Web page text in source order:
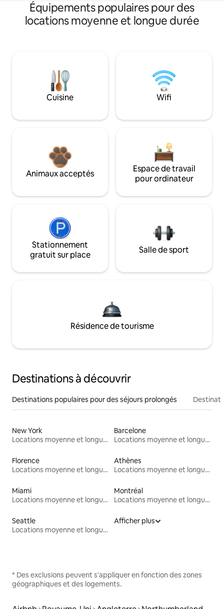
Équipements populaires pour des
locations moyenne et longue durée
Cuisine Wifi
Animaux acceptés
Espace de travail
pour ordinateur
Stationnement
gratuit sur place
Salle de sport
Résidence de tourisme
Destinations à découvrir
Destinations populaires pour des séjours prolongés
New York
Locations moyenne et longue durée
Barcelone
Locations moyenne et longue durée
Florence
Locations moyenne et longue durée
Athènes
Locations moyenne et longue durée
Miami
Locations moyenne et longue durée
Montréal
Locations moyenne et longue durée
Seattle
Locations moyenne et longue durée
Afficher plus
* Des exclusions peuvent s'appliquer en fonction des zones
géographiques et des logements.